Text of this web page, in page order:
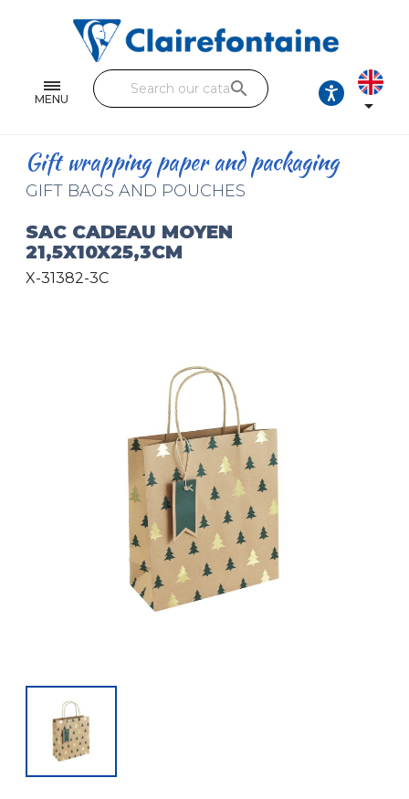
MENU
Single and double sheets
Fine arts
Handicraft
Pencil cases & Leather goods
search

Gift wrapping paper and packaging
GIFT BAGS AND POUCHES
SAC CADEAU MOYEN
21,5X10X25,3CM
X-31382-3C